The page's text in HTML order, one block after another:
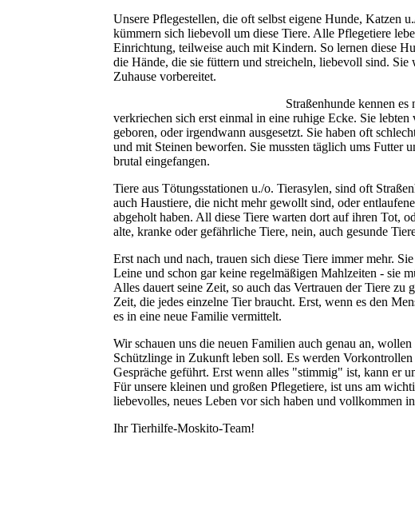
Unsere Pflegestellen, die oft selbst eigene Hunde, Katzen
kümmern sich liebevoll um diese Tiere. Alle Pflegetiere
Einrichtung, teilweise auch mit Kindern. So lernen diese
die Hände, die sie füttern und streicheln, liebevoll sind.
Zuhause vorbereitet.
Straßenhunde kennen
verkriechen sich erst einmal in eine ruhige Ecke. Sie
geboren, oder irgendwann ausgesetzt. Sie haben oft
und mit Steinen beworfen. Sie mussten täglich ums Futter
brutal eingefangen.
Tiere aus Tötungsstationen u./o. Tierasylen, sind oft
auch Haustiere, die nicht mehr gewollt sind, oder
abgeholt haben. All diese Tiere warten dort auf ihren Tot,
alte, kranke oder gefährliche Tiere, nein, auch gesunde
Erst nach und nach, trauen sich diese Tiere immer mehr.
Leine und schon gar keine regelmäßigen Mahlzeiten - sie
Alles dauert seine Zeit, so auch das Vertrauen der Tiere zu
Zeit, die jedes einzelne Tier braucht. Erst, wenn es den
es in eine neue Familie vermittelt.
Wir schauen uns die neuen Familien auch genau an, wollen
Schützlinge in Zukunft leben soll. Es werden
Gespräche geführt. Erst wenn alles "stimmig" ist, kann er
Für unsere kleinen und großen Pflegetiere, ist uns am
liebevolles, neues Leben vor sich haben und vollkommen
Ihr Tierhilfe-Moskito-Team!